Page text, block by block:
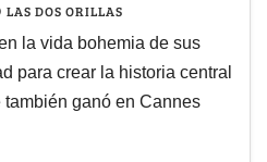
LAS DOS ORILLAS
la vida bohemia de sus
para crear la historia central
ganó en Cannes